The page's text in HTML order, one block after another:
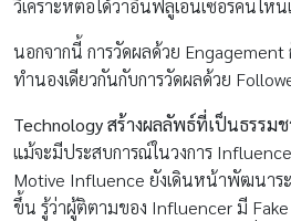
วิเคราะห์ต่อได้ว่าอินฟลูเอนเซอร์คนไหน
นอกจากนี้ การวัดผลด้วย Engagement
ทำนองเดียวกันกับการวัดผลด้วย
Technologyสร้างผลลัพธ์ที่เป็นธรรม
แม้จะมีประสบการณ์ในวงการ
Motive Influence ยังเดินหน้าพัฒนาร
ขึ้น รู้ว่าผู้ติตามของ Influencer มี Fake